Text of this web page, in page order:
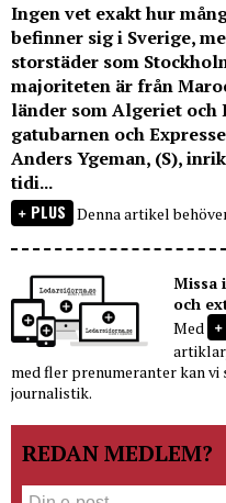
Ingen vet exakt hur
befinner sig i Sverige,
storstäder som
majoriteten är från
länder som Algeriet och
gatubarnen och
Anders Ygeman, (S),
tidi...
PLUS Denna artikel
Missa
och
Med
med fler prenumeranter kan vi
journalistik.
REDAN MEDLEM?